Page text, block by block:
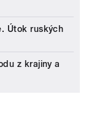
Útok ruských
z krajiny a